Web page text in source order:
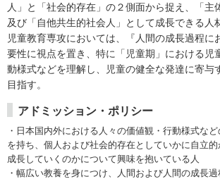
人」と「社会的存在」の２側面から捉え、「主
及び「自他共生的社会人」として成長できる人
児童教育専攻においては、『人間の成長過程に
要性に視点を置き、特に「児童期」における児
動様式などを理解し、児童の健全な発達に寄与
目指す。
アドミッション・ポリシー
・日本国内外における人々の価値観・行動様式な
を持ち、個人および社会的存在としていかに自立
成長していくのかについて興味を抱いている人
・幅広い教養を身につけ、人間および人間の成長